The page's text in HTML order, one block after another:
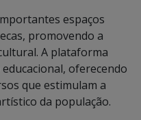
espaços
promovendo a
A plataforma
oferecendo
que estimulam a
da população.